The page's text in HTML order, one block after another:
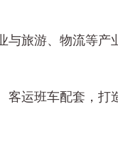
与旅游、物流等产
客运班车配套，打